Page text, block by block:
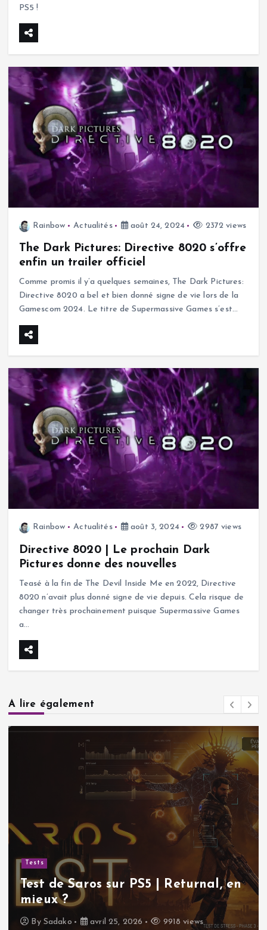
PS5 !
Rainbow Actualités août 24, 2024 2372 views
The Dark Pictures: Directive 8020 s’offre
enfin un trailer officiel
Comme promis il y’a quelques semaines, The Dark Pictures:
Directive 8020 a bel et bien donné signe de vie lors de la
Gamescom 2024. Le titre de Supermassive Games s’est…
Rainbow Actualités août 3, 2024 2987 views
Directive 8020 | Le prochain Dark
Pictures donne des nouvelles
Teasé à la fin de The Devil Inside Me en 2022, Directive
8020 n’avait plus donné signe de vie depuis. Cela risque de
changer très prochainement puisque Supermassive Games
a…
A lire également
Tests
Test de Saros sur PS5 | Returnal, en
mieux ?
By Sadako avril 25, 2026 9918 views